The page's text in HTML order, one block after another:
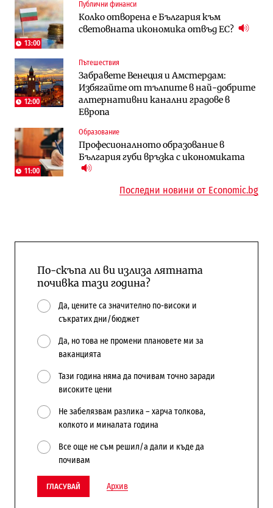
13:00
Публични финанси
Колко отворена е България към
световната икономика отвъд ЕС?
12:00
Пътешествия
Забравете Венеция и Амстердам:
Избягайте от тълпите в най-добрите
алтернативни канални градове в
Европа
11:00
Образование
Професионалното образование в
България губи връзка с икономиката
Компании
„Ендуросат“ ще строи огромен
космически и отбранителен център в
Енергетика
Държавният ТЕЦ „Марица изток 2“
работи с 5 блока
АЕЦ „Козлодуй“ ще работи само още
няколко седмици, ако сушата продължи
Енергетика
Държавният ТЕЦ „Марица изток 2“
работи с 5 блока
Компании
„Ендуросат“ ще строи огромен
космически и отбранителен център в
Доброславци
Лекарствата за редки болести
попадат в капан на обществените
поръчки?
Последни новини от Economic.bg
По-скъпа ли ви излиза лятната
почивка тази година?
Да, цените са значително по-високи и
съкратих дни/бюджет
Да, но това не промени плановете ми за
ваканцията
Тази година няма да почивам точно заради
високите цени
Не забелязвам разлика – харча толкова,
колкото и миналата година
Все още не съм решил/а дали и къде да
почивам
ГЛАСУВАЙ Архив